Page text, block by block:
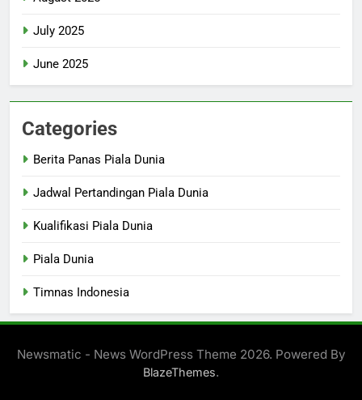
July 2025
June 2025
Categories
Berita Panas Piala Dunia
Jadwal Pertandingan Piala Dunia
Kualifikasi Piala Dunia
Piala Dunia
Timnas Indonesia
Newsmatic - News WordPress Theme 2026. Powered By
BlazeThemes.